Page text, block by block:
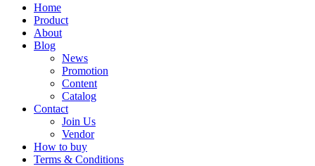
Home
Product
About
Blog
News
Promotion
Content
Catalog
Contact
Join Us
Vendor
How to buy
Terms & Conditions